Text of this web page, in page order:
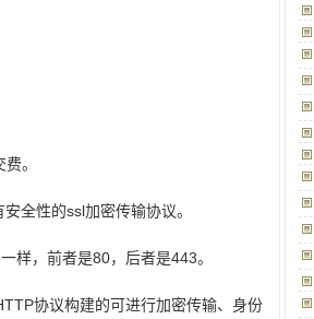
。
全性的ssl加密传输协议。
，前者是80，后者是443。
协议构建的可进行加密传输、身份